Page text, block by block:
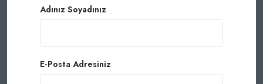
Adınız Soyadınız
E-Posta Adresiniz